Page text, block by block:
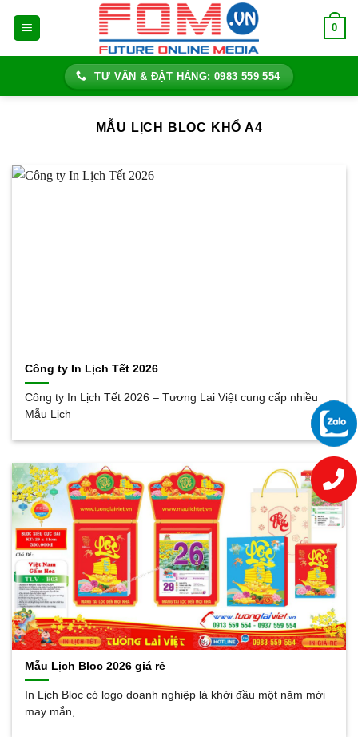
0
TƯ VẤN & ĐẶT HÀNG: 0983 559 554
MẪU LỊCH BLOC KHỔ A4
Công ty In Lịch Tết 2026
Công ty In Lịch Tết 2026 – Tương Lai Việt cung cấp nhiều
Mẫu Lịch
Mẫu Lịch Bloc 2026 giá rẻ
In Lịch Bloc có logo doanh nghiệp là khởi đầu một năm mới
may mắn,